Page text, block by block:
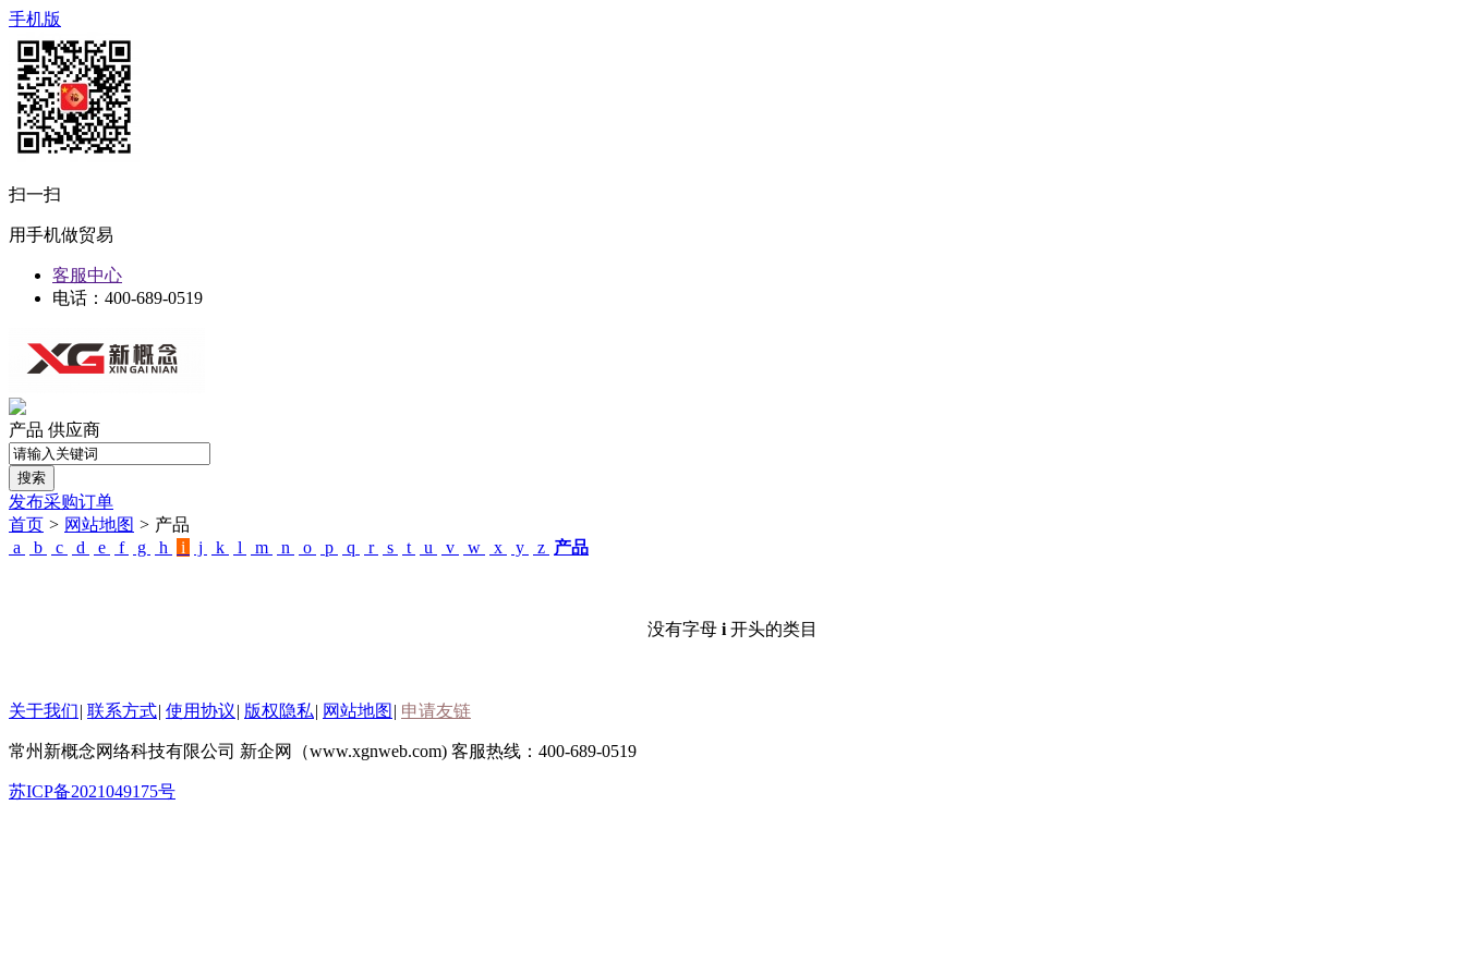
手机版
扫一扫
用手机做贸易
客服中心
电话：400-689-0519
产品 供应商
搜索
发布采购订单
首页 > 网站地图 > 产品
a
b c d e f g h i j k l m n o p q r s t u v w x y z 产品
没有字母 i 开头的类目
关于我们| 联系方式| 使用协议| 版权隐私| 网站地图 | 申请友链
常州新概念网络科技有限公司 新企网（www.xgnweb.com) 客服热线：400-689-0519
苏ICP备2021049175号